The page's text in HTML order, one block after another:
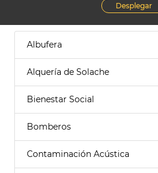
Desplegar
Albufera
Alquería de Solache
Bienestar Social
Bomberos
Contaminación Acústica